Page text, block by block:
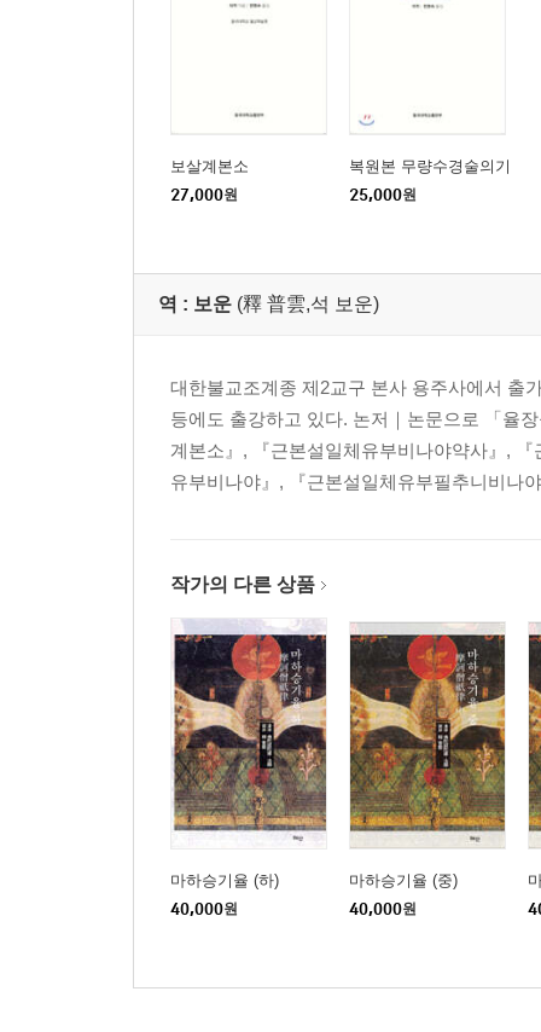
제4 불첩방화계第四 不輒放火戒
제7 불횡걸구계第七 不橫乞求戒
개설槪說
제1 인수위범계第一 忍受違犯戒
제4 불전이학계第四 不專異學戒
제5 선어중물계第五 善御衆物戒
제6 주객동이계第六 主客同利戒
제7 불수별청계第七 不受別請戒
제10 불작사업계第十 不作邪業戒
보살계본소 권하지말菩薩戒本疏 卷下之末
제1 구속위고계第一 救贖危苦戒
제2 불축손해계第二 不畜損害戒
제3 불행사일계第三 不行邪逸戒
제4 불염여승계第四 不念餘乘戒
제5 발원희구계第五 發願希求戒
제6 작서자요계第六 作誓自要戒
제7 수시두타계(역가명두타피난계)第七 隨時頭陀
제8 존비차제계第八 尊卑次第戒
보살계본소
27,000원
복원본 무량수경술의기
25,000원
역 : 보운 (釋 普雲,석 보운)
대한불교조계종 제2교구 본사 용주사에서 출
등에도 출강하고 있다. 논저｜논문으로 「율
계본소』, 『근본설일체유부비나야약사』,
유부비나야』, 『근본설일체유부필추니비나
작가의 다른 상품
마하승기율 (하)
40,000원
마하승기율 (중)
40,000원